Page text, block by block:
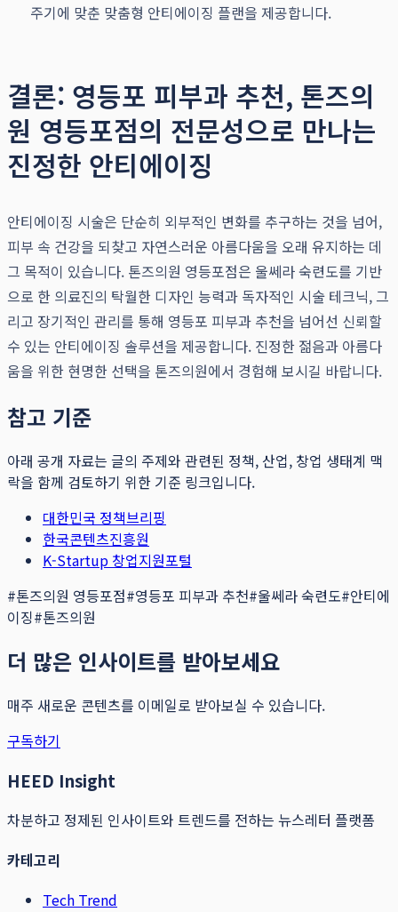
주기에 맞춘 맞춤형 안티에이징 플랜을 제공합니다.
결론: 영등포 피부과 추천, 톤즈의
원 영등포점의 전문성으로 만나는
진정한 안티에이징
안티에이징 시술은 단순히 외부적인 변화를 추구하는 것을 넘어,
피부 속 건강을 되찾고 자연스러운 아름다움을 오래 유지하는 데
그 목적이 있습니다. 톤즈의원 영등포점은 울쎄라 숙련도를 기반
으로 한 의료진의 탁월한 디자인 능력과 독자적인 시술 테크닉, 그
리고 장기적인 관리를 통해 영등포 피부과 추천을 넘어선 신뢰할
수 있는 안티에이징 솔루션을 제공합니다. 진정한 젊음과 아름다
움을 위한 현명한 선택을 톤즈의원에서 경험해 보시길 바랍니다.
참고 기준
아래 공개 자료는 글의 주제와 관련된 정책, 산업, 창업 생태계 맥
락을 함께 검토하기 위한 기준 링크입니다.
대한민국 정책브리핑
한국콘텐츠진흥원
K-Startup 창업지원포털
#톤즈의원 영등포점#영등포 피부과 추천#울쎄라 숙련도#안티에
이징#톤즈의원
더 많은 인사이트를 받아보세요
매주 새로운 콘텐츠를 이메일로 받아보실 수 있습니다.
구독하기
HEED Insight
차분하고 정제된 인사이트와 트렌드를 전하는 뉴스레터 플랫폼
카테고리
Tech Trend